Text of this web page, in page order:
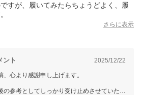
すが、履いてみたらちょうどよく、履
さらに表示
ント 2025/12/22
心より感謝申し上げます。
参考としてしっかり受け止めさせていただ